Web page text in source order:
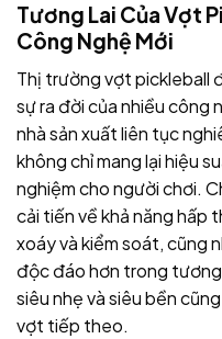
Tương Lai Của Vợt
Công Nghệ Mới
Thị trường vợt pickleball
sự ra đời của nhiều công
nhà sản xuất liên tục
không chỉ mang lại hiệu
nghiệm cho người chơi.
cải tiến về khả năng hấp
xoáy và kiểm soát, cũng
độc đáo hơn trong
siêu nhẹ và siêu bền
vợt tiếp theo.